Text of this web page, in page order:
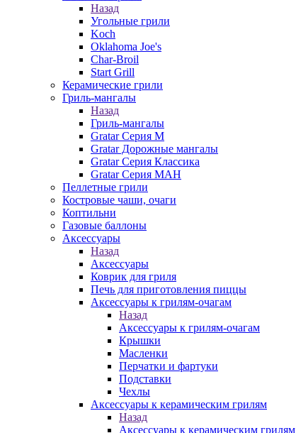
Назад
Угольные грили
Koch
Oklahoma Joe's
Char-Broil
Start Grill
Керамические грили
Гриль-мангалы
Назад
Гриль-мангалы
Gratar Серия M
Gratar Дорожные мангалы
Gratar Серия Классика
Gratar Серия МАН
Пеллетные грили
Костровые чаши, очаги
Коптильни
Газовые баллоны
Аксессуары
Назад
Аксессуары
Коврик для гриля
Печь для приготовления пиццы
Аксессуары к грилям-очагам
Назад
Аксессуары к грилям-очагам
Крышки
Масленки
Перчатки и фартуки
Подставки
Чехлы
Аксессуары к керамическим грилям
Назад
Аксессуары к керамическим грилям